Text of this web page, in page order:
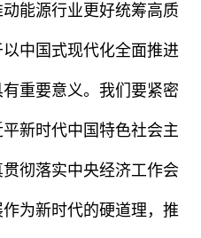
能源行业更好统筹高质
中国式现代化全面推进
重要意义。我们要紧密
新时代中国特色社会主
彻落实中央经济工作会
为新时代的硬道理，推